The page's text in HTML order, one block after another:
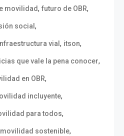
movilidad, futuro de OBR,
social,
vial, itson,
que vale la pena conocer,
en OBR,
incluyente,
para todos,
movilidad sostenible,